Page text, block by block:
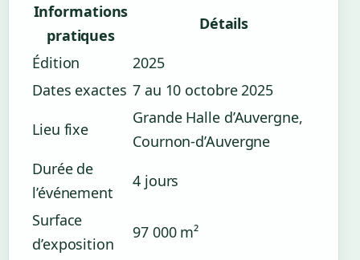
Informations
pratiques
Détails
Édition
2025
Dates exactes 7 au 10 octobre 2025
Lieu fixe
Grande Halle d’Auvergne,
Cournon-d’Auvergne
Durée de
l’événement
4 jours
Surface
d’exposition
97 000 m²